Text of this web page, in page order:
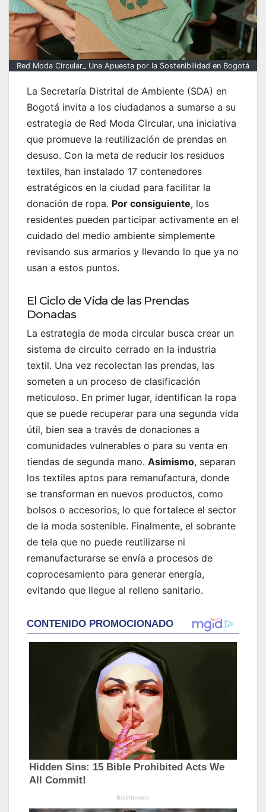
Red Moda Circular_ Una Apuesta por la Sostenibilidad en Bogotá
La Secretaría Distrital de Ambiente (SDA) en
Bogotá invita a los ciudadanos a sumarse a su
estrategia de Red Moda Circular, una iniciativa
que promueve la reutilización de prendas en
desuso. Con la meta de reducir los residuos
textiles, han instalado 17 contenedores
estratégicos en la ciudad para facilitar la
donación de ropa. Por consiguiente, los
residentes pueden participar activamente en el
cuidado del medio ambiente simplemente
revisando sus armarios y llevando lo que ya no
usan a estos puntos.
El Ciclo de Vida de las Prendas
Donadas
La estrategia de moda circular busca crear un
sistema de circuito cerrado en la industria
textil. Una vez recolectan las prendas, las
someten a un proceso de clasificación
meticuloso. En primer lugar, identifican la ropa
que se puede recuperar para una segunda vida
útil, bien sea a través de donaciones a
comunidades vulnerables o para su venta en
tiendas de segunda mano. Asimismo, separan
los textiles aptos para remanufactura, donde
se transforman en nuevos productos, como
bolsos o accesorios, lo que fortalece el sector
de la moda sostenible. Finalmente, el sobrante
de tela que no puede reutilizarse ni
remanufacturarse se envía a procesos de
coprocesamiento para generar energía,
evitando que llegue al relleno sanitario.